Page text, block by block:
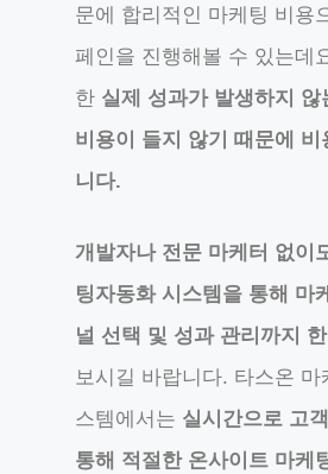
문에 합리적인 마케팅 비용
페인을 진행해볼 수 있는데
한 실제 성과가 발생하지 않
비용이 들지 않기 때문에 비
니다.
개발자나 전문 마케터 없이
팅자동화 시스템을 통해 마
널 선택 및 성과 관리까지
보시길 바랍니다. 타스온 마
스템에서는 실시간으로 고
통해 적절한 온사이트 마케